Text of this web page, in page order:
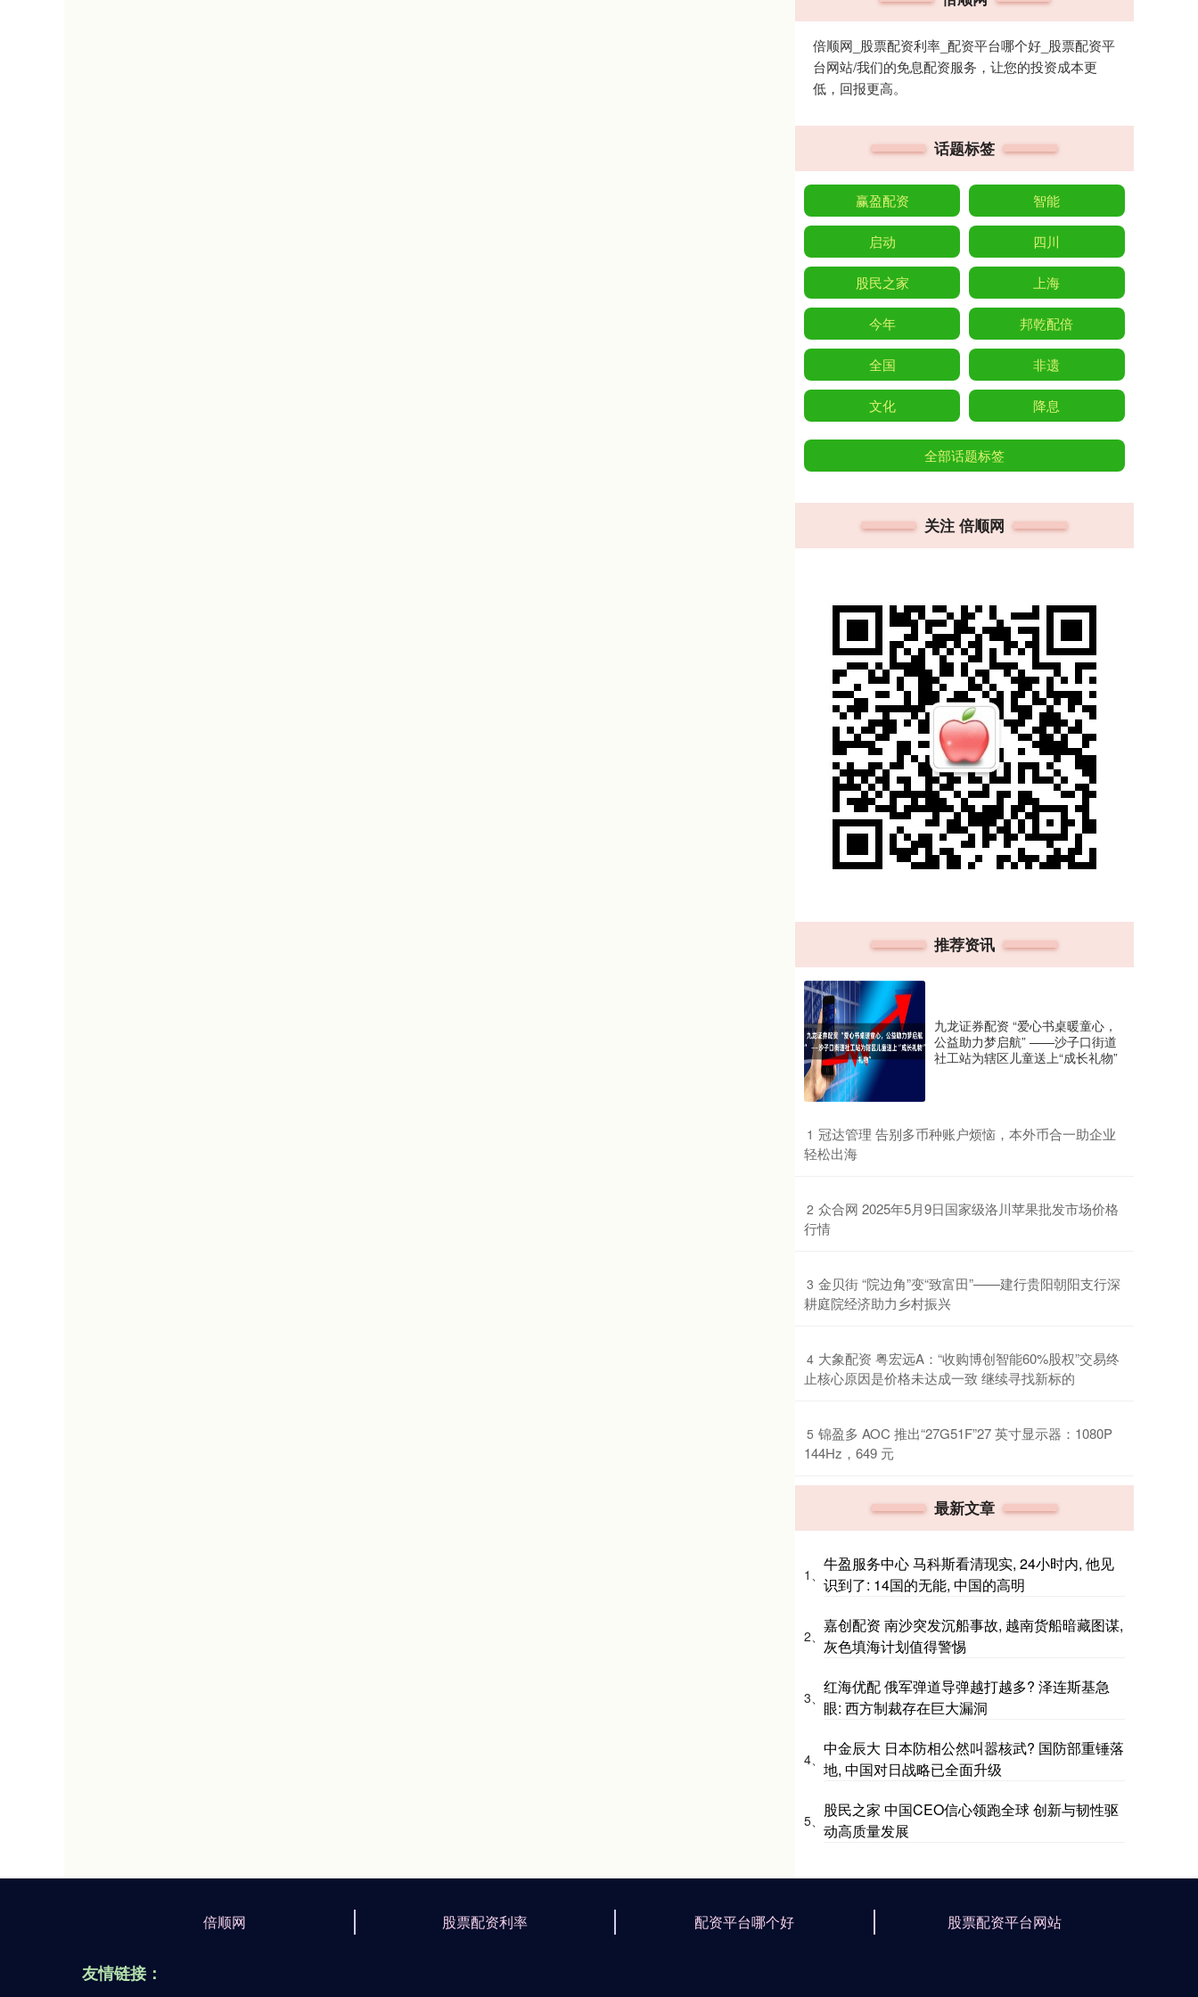
倍顺网_股票配资利率_配资平台哪个好_股票配资平
台网站/我们的免息配资服务，让您的投资成本更
低，回报更高。
话题标签
赢盈配资 智能
启动 四川
股民之家 上海
今年 邦乾配倍
全国 非遗
文化 降息
全部话题标签
关注 倍顺网
推荐资讯
九龙证券配资 “爱心书桌暖童心，
公益助力梦启航” ——沙子口街道
社工站为辖区儿童送上“成长礼物”
1 ​冠达管理 告别多币种账户烦恼，本外币合一助企业
轻松出海
2 ​众合网 2025年5月9日国家级洛川苹果批发市场价格
行情
3 ​金贝街 “院边角”变“致富田”——建行贵阳朝阳支行深
耕庭院经济助力乡村振兴
4 ​大象配资 粤宏远A：“收购博创智能60%股权”交易终
止核心原因是价格未达成一致 继续寻找新标的
5 ​锦盈多 AOC 推出“27G51F”27 英寸显示器：1080P
144Hz，649 元
最新文章
1、
牛盈服务中心 马科斯看清现实, 24小时内, 他见
识到了: 14国的无能, 中国的高明
2、
嘉创配资 南沙突发沉船事故, 越南货船暗藏图谋,
灰色填海计划值得警惕
3、
红海优配 俄军弹道导弹越打越多? 泽连斯基急
眼: 西方制裁存在巨大漏洞
4、
中金辰大 日本防相公然叫嚣核武? 国防部重锤落
地, 中国对日战略已全面升级
5、
股民之家 中国CEO信心领跑全球 创新与韧性驱
动高质量发展
倍顺网 股票配资利率 配资平台哪个好 股票配资平台网站
友情链接：